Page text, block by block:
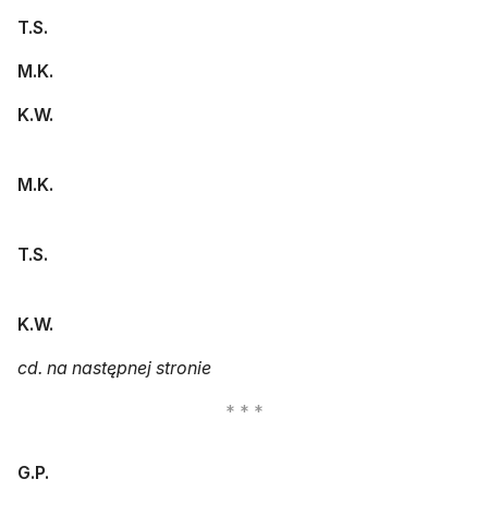
T.S.
M.K.
K.W.
M.K.
T.S.
K.W.
cd. na następnej stronie
G.P.